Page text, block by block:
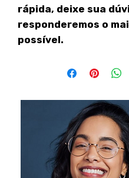
rápida, deixe sua
responderemos o
possível.